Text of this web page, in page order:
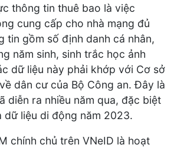
thông tin thuê bao là việc
cung cấp cho nhà mạng đủ
tin gồm số định danh cá nhân,
năm sinh, sinh trắc học ảnh
dữ liệu này phải khớp với Cơ sở
dân cư của Bộ Công an. Đây là
diễn ra nhiều năm qua, đặc biệt
dữ liệu di động năm 2023.
chính chủ trên VNeID là hoạt